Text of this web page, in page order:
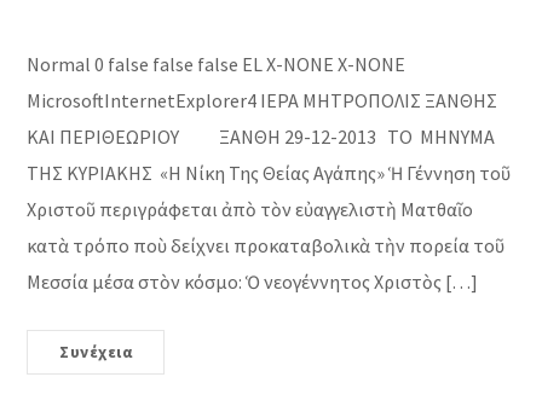
Normal 0 false false false EL X-NONE X-NONE
MicrosoftInternetExplorer4 ΙΕΡΑ ΜΗΤΡΟΠΟΛΙΣ ΞΑΝΘΗΣ
ΚΑΙ ΠΕΡΙΘΕΩΡΙΟΥ ΞΑΝΘΗ 29-12-2013 ΤΟ ΜΗΝΥΜΑ
ΤΗΣ ΚΥΡΙΑΚΗΣ «Η Νίκη Της Θείας Αγάπης» Ἡ Γέννηση τοῦ
Χριστοῦ περιγράφεται ἀπὸ τὸν εὐαγγελιστὴ Ματθαῖο
κατὰ τρόπο ποὺ δείχνει προκαταβολικὰ τὴν πορεία τοῦ
Μεσσία μέσα στὸν κόσμο: Ὁ νεογέννητος Χριστὸς […]
Συνέχεια